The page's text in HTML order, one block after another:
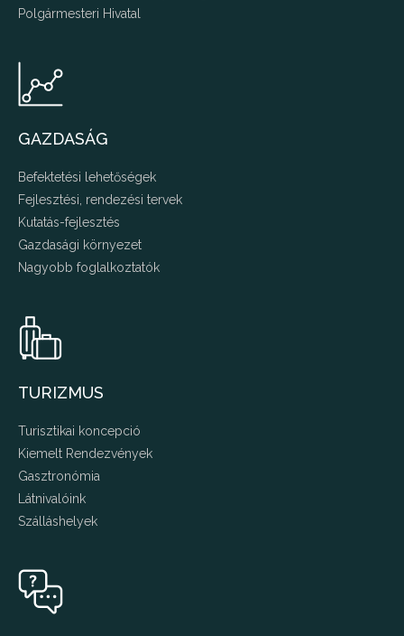
Polgármesteri Hivatal
GAZDASÁG
Befektetési lehetőségek
Fejlesztési, rendezési tervek
Kutatás-fejlesztés
Gazdasági környezet
Nagyobb foglalkoztatók
TURIZMUS
Turisztikai koncepció
Kiemelt Rendezvények
Gasztronómia
Látnivalóink
Szálláshelyek